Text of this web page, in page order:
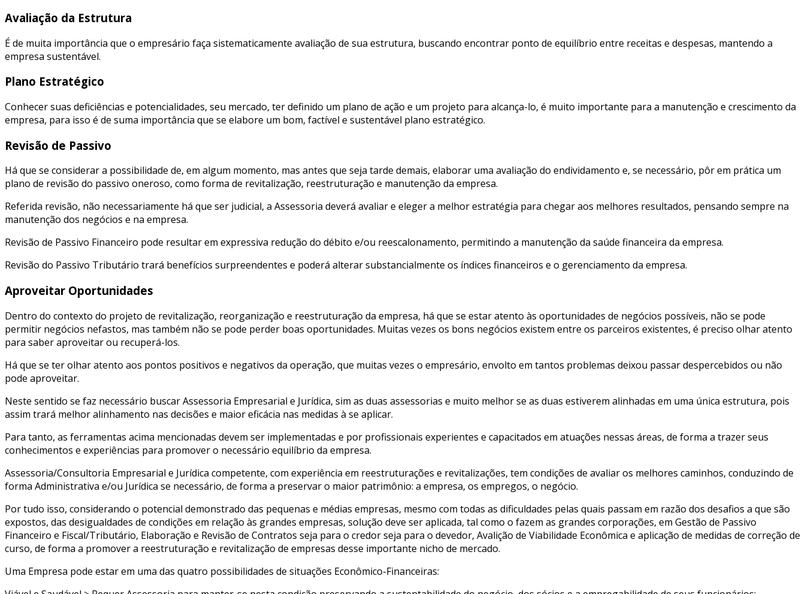
Avaliação da Estrutura
É de muita importância que o empresário faça sistematicamente avaliação de sua estrutura, buscando encontrar ponto de equilíbrio entre receitas e despesas, mantendo a
empresa sustentável.
Plano Estratégico
Conhecer suas deficiências e potencialidades, seu mercado, ter definido um plano de ação e um projeto para alcança-lo, é muito importante para a manutenção e crescimento da
empresa, para isso é de suma importância que se elabore um bom, factível e sustentável plano estratégico.
Revisão de Passivo
Há que se considerar a possibilidade de, em algum momento, mas antes que seja tarde demais, elaborar uma avaliação do endividamento e, se necessário, pôr em prática um
plano de revisão do passivo oneroso, como forma de revitalização, reestruturação e manutenção da empresa.
Referida revisão, não necessariamente há que ser judicial, a Assessoria deverá avaliar e eleger a melhor estratégia para chegar aos melhores resultados, pensando sempre na
manutenção dos negócios e na empresa.
Revisão de Passivo Financeiro pode resultar em expressiva redução do débito e/ou reescalonamento, permitindo a manutenção da saúde financeira da empresa.
Revisão do Passivo Tributário trará benefícios surpreendentes e poderá alterar substancialmente os índices financeiros e o gerenciamento da empresa.
Aproveitar Oportunidades
Dentro do contexto do projeto de revitalização, reorganização e reestruturação da empresa, há que se estar atento às oportunidades de negócios possíveis, não se pode
permitir negócios nefastos, mas também não se pode perder boas oportunidades. Muitas vezes os bons negócios existem entre os parceiros existentes, é preciso olhar atento
para saber aproveitar ou recuperá-los.
Há que se ter olhar atento aos pontos positivos e negativos da operação, que muitas vezes o empresário, envolto em tantos problemas deixou passar despercebidos ou não
pode aproveitar.
Neste sentido se faz necessário buscar Assessoria Empresarial e Jurídica, sim as duas assessorias e muito melhor se as duas estiverem alinhadas em uma única estrutura, pois
assim trará melhor alinhamento nas decisões e maior eficácia nas medidas à se aplicar.
Para tanto, as ferramentas acima mencionadas devem ser implementadas e por profissionais experientes e capacitados em atuações nessas áreas, de forma a trazer seus
conhecimentos e experiências para promover o necessário equilíbrio da empresa.
Assessoria/Consultoria Empresarial e Jurídica competente, com experiência em reestruturações e revitalizações, tem condições de avaliar os melhores caminhos, conduzindo de
forma Administrativa e/ou Jurídica se necessário, de forma a preservar o maior patrimônio: a empresa, os empregos, o negócio.
Por tudo isso, considerando o potencial demonstrado das pequenas e médias empresas, mesmo com todas as dificuldades pelas quais passam em razão dos desafios a que são
expostos, das desigualdades de condições em relação às grandes empresas, solução deve ser aplicada, tal como o fazem as grandes corporações, em Gestão de Passivo
Financeiro e Fiscal/Tributário, Elaboração e Revisão de Contratos seja para o credor seja para o devedor, Avalição de Viabilidade Econômica e aplicação de medidas de correção de
curso, de forma a promover a reestruturação e revitalização de empresas desse importante nicho de mercado.
Uma Empresa pode estar em uma das quatro possibilidades de situações Econômico-Financeiras: